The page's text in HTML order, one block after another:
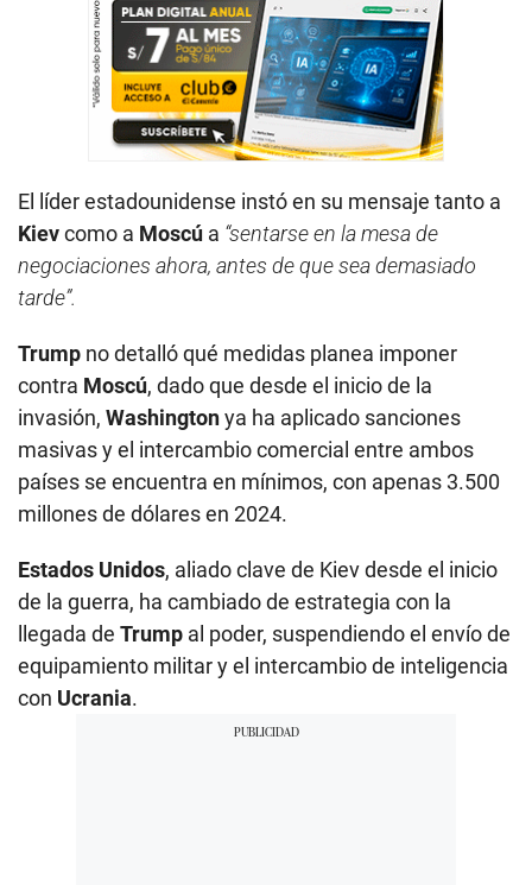
El líder estadounidense instó en su mensaje tanto a
Kievcomo a Moscú a “sentarse en la mesa de
negociaciones ahora, antes de que sea demasiado
tarde”.
Trump no detalló qué medidas planea imponer
contra Moscú, dado que desde el inicio de la
invasión, Washingtonya ha aplicado sanciones
masivas y el intercambio comercial entre ambos
países se encuentra en mínimos, con apenas 3.500
millones de dólares en 2024.
Estados Unidos, aliado clave de Kiev desde el inicio
de la guerra, ha cambiado de estrategia con la
llegada de Trump al poder, suspendiendo el envío de
equipamiento militar y el intercambio de inteligencia
con Ucrania.